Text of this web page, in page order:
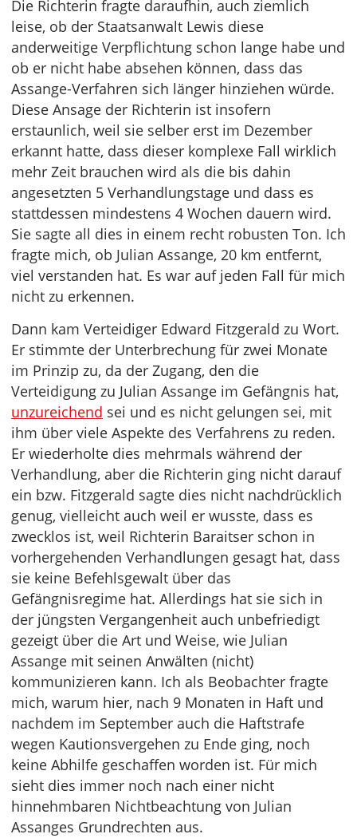
Die Richterin fragte daraufhin, auch ziemlich
leise, ob der Staatsanwalt Lewis diese
anderweitige Verpflichtung schon lange habe und
ob er nicht habe absehen können, dass das
Assange-Verfahren sich länger hinziehen würde.
Diese Ansage der Richterin ist insofern
erstaunlich, weil sie selber erst im Dezember
erkannt hatte, dass dieser komplexe Fall wirklich
mehr Zeit brauchen wird als die bis dahin
angesetzten 5 Verhandlungstage und dass es
stattdessen mindestens 4 Wochen dauern wird.
Sie sagte all dies in einem recht robusten Ton. Ich
fragte mich, ob Julian Assange, 20 km entfernt,
viel verstanden hat. Es war auf jeden Fall für mich
nicht zu erkennen.
Dann kam Verteidiger Edward Fitzgerald zu Wort.
Er stimmte der Unterbrechung für zwei Monate
im Prinzip zu, da der Zugang, den die
Verteidigung zu Julian Assange im Gefängnis hat,
unzureichend sei und es nicht gelungen sei, mit
ihm über viele Aspekte des Verfahrens zu reden.
Er wiederholte dies mehrmals während der
Verhandlung, aber die Richterin ging nicht darauf
ein bzw. Fitzgerald sagte dies nicht nachdrücklich
genug, vielleicht auch weil er wusste, dass es
zwecklos ist, weil Richterin Baraitser schon in
vorhergehenden Verhandlungen gesagt hat, dass
sie keine Befehlsgewalt über das
Gefängnisregime hat. Allerdings hat sie sich in
der jüngsten Vergangenheit auch unbefriedigt
gezeigt über die Art und Weise, wie Julian
Assange mit seinen Anwälten (nicht)
kommunizieren kann. Ich als Beobachter fragte
mich, warum hier, nach 9 Monaten in Haft und
nachdem im September auch die Haftstrafe
wegen Kautionsvergehen zu Ende ging, noch
keine Abhilfe geschaffen worden ist. Für mich
sieht dies immer noch nach einer nicht
hinnehmbaren Nichtbeachtung von Julian
Assanges Grundrechten aus.